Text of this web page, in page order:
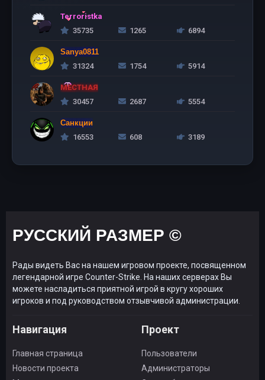
Terroristka
35735
1265 6894
Sanya0811
31324
1754 5914
МЕСТНАЯ
30457
2687 5554
Санкции
16553
608 3189
РУССКИЙ РАЗМЕР ©
Рады видеть Вас на нашем игровом проекте, посвященном
легендарной игре Counter-Strike. На наших серверах Вы
можете насладиться приятной игрой в кругу хороших
игроков и под руководством отзывчивой администрации.
Навигация
Главная страница
Новости проекта
Проект
Пользователи
Администраторы